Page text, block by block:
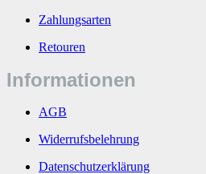
Zahlungsarten
Retouren
Informationen
AGB
Widerrufsbelehrung
Datenschutzerklärung